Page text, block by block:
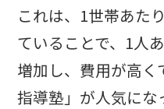
これは、1世帯あた
ていることで、1人
増加し、費用が高
指導塾」が人気に